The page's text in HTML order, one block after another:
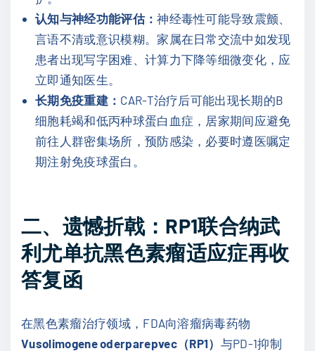
认知与神经功能评估：神经毒性可能导致震颤、
言语不清或意识模糊。家属在日常交流中如发现
患者出现写字困难、计算力下降等细微变化，应
立即通知医生。
长期免疫重建： CAR-T治疗后可能出现长期的B
细胞耗竭和低丙种球蛋白血症，居家期间应避免
前往人群密集场所，预防感染，必要时遵医嘱定
期注射免疫球蛋白。
二、遗憾折戟：RP1联合纳武
利尤单抗黑色素瘤适应症再收
答复函
在黑色素瘤治疗领域，FDA向溶瘤病毒药物
Vusolimogene oderparepvec（RP1） 与PD-1抑制